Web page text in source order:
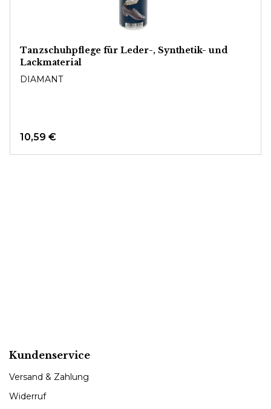
Tanzschuhpflege für Leder-, Synthetik- und
Lackmaterial
DIAMANT
10,59 €
Kundenservice
Versand & Zahlung
Widerruf